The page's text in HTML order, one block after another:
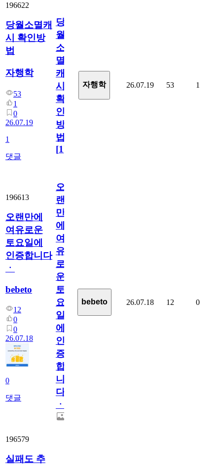
196622
당월소멸캐
시 확인방
법
자행학
53
1
0
26.07.19
1
댓글
당
월
소
멸
캐
시
확
인
방
법
[1]
자행학 26.07.19 53 1
196613
오랜만에
여유로운
토요일에
인증합니다
ㆍ
bebeto
12
0
0
26.07.18
0
댓글
오
랜
만
에
여
유
로
운
토
요
일
에
인
증
합
니
다
ㆍ
bebeto 26.07.18 12 0
196579
실패도 추